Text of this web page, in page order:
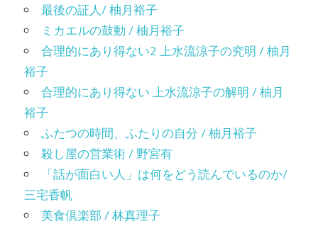
最後の証人/ 柚月裕子
ミカエルの鼓動 / 柚月裕子
合理的にあり得ない2 上水流涼子の究明 / 柚月
裕子
合理的にあり得ない 上水流涼子の解明 / 柚月
裕子
ふたつの時間、ふたりの自分 / 柚月裕子
殺し屋の営業術 / 野宮有
「話が面白い人」は何をどう読んでいるのか/
三宅香帆
美食倶楽部 / 林真理子